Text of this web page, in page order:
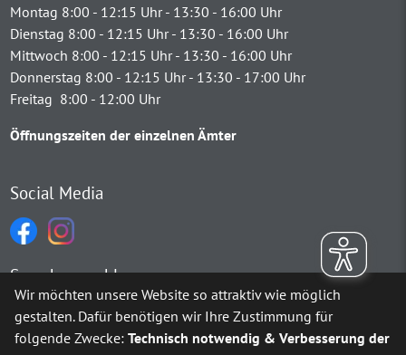
Montag 8:00 - 12:15 Uhr - 13:30 - 16:00 Uhr
Dienstag 8:00 - 12:15 Uhr - 13:30 - 16:00 Uhr
Mittwoch 8:00 - 12:15 Uhr - 13:30 - 16:00 Uhr
Donnerstag 8:00 - 12:15 Uhr - 13:30 - 17:00 Uhr
Freitag 8:00 - 12:00 Uhr
Öffnungszeiten der einzelnen Ämter
Social Media
Sprachauswahl
Möchten Sie vonGoogle Translate bereitgestellte externe
Wir möchten unsere Website so attraktiv wie möglich
gestalten. Dafür benötigen wir Ihre Zustimmung für
folgende Zwecke:Technisch notwendig & Verbesserung der